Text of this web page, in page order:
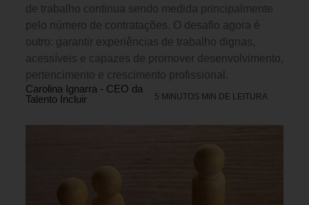
de trabalho continua sendo medida principalmente
pelo número de contratações. O desafio agora é
outro: garantir experiências de trabalho dignas,
acessíveis e capazes de promover desenvolvimento,
pertencimento e crescimento profissional.
Carolina Ignarra - CEO da
Talento Incluir
5 MINUTOS MIN DE LEITURA